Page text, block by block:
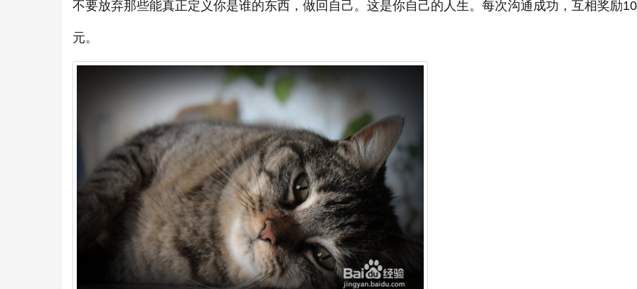
不要放弃那些能真正定义你是谁的东西，做回自己。这是你自己的人生。每次沟通成功，互相奖励
元。